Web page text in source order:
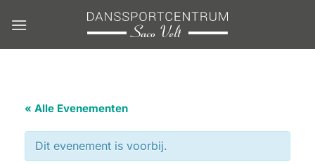
naar
« Alle Evenementen
Dit evenement is voorbij.